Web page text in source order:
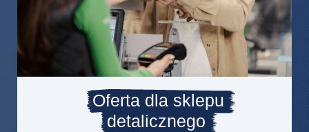
Oferta dla sklepu
detalicznego